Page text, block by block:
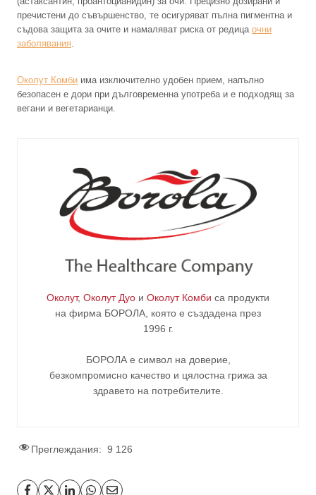
пречистени до съвършенство, те осигуряват пълна пигментна и
съдова защита за очите и намаляват риска от редица очни
заболявания
Околут Комби има изключително удобен прием, напълно
безопасен е дори при дълговременна употреба и е подходящ за
вегани и вегетарианци.
Околут, Околут Дуо и Околут Комби са продукти
на фирма БОРОЛА , която е създадена през
1996 г.
БОРОЛА е символ на доверие,
безкомпромисно качество и цялостна грижа за
здравето на потребителите
Преглеждания: 9 126